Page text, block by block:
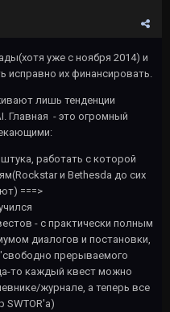
уже с ноября 2014) и
исправно их финансировать.
лишь тенденции
Главная - это огромный
работать с которой
и Bethesda до сих
===>
- с практически полным
диалогов и постановки,
прерываемого
то каждый квест можно
журнале, а теперь все
SWTOR'а)